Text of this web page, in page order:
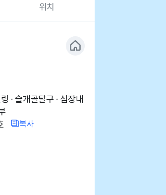
위치
· 슬개골탈구 · 심장내
복사